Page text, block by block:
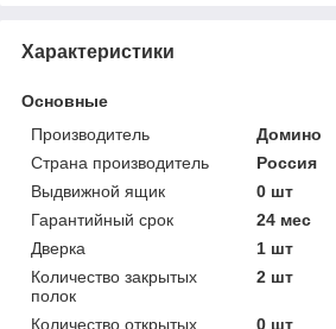
Характеристики
Основные
Производитель
Домино
Страна производитель
Россия
Выдвижной ящик
0 шт
Гарантийный срок
24 мес
Дверка
1 шт
Количество закрытых
полок
2 шт
Количество открытых 0 шт